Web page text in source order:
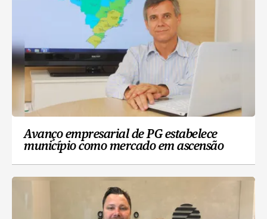
Avanço empresarial de PG estabelece
município como mercado em ascensão